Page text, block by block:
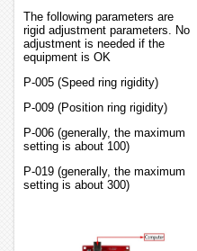
The following parameters are
rigid adjustment parameters. No
adjustment is needed if the
equipment is OK
P-005 (Speed ring rigidity)
P-009 (Position ring rigidity)
P-006 (generally, the maximum
setting is about 100)
P-019 (generally, the maximum
setting is about 300)